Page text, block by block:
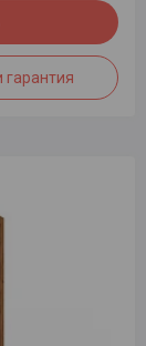
гарантия